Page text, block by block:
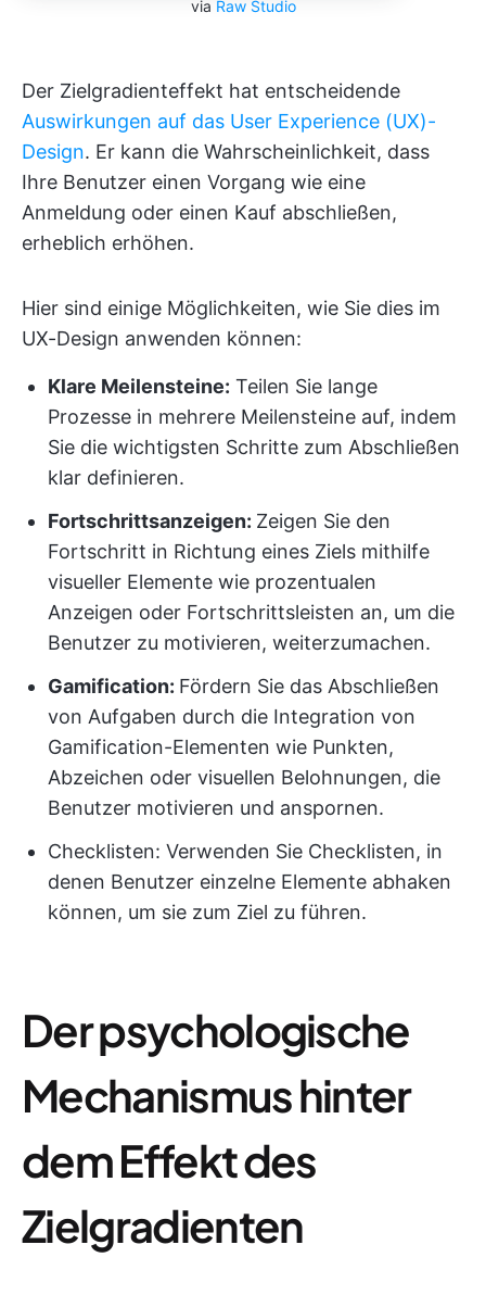
via Raw Studio
Der Zielgradienteffekt hat entscheidende
Auswirkungen auf das User Experience (UX)-
Design. Er kann die Wahrscheinlichkeit, dass
Ihre Benutzer einen Vorgang wie eine
Anmeldung oder einen Kauf abschließen,
erheblich erhöhen.
Hier sind einige Möglichkeiten, wie Sie dies im
UX-Design anwenden können:
Klare Meilensteine: Teilen Sie lange
Prozesse in mehrere Meilensteine auf, indem
Sie die wichtigsten Schritte zum Abschließen
klar definieren.
Fortschrittsanzeigen: Zeigen Sie den
Fortschritt in Richtung eines Ziels mithilfe
visueller Elemente wie prozentualen
Anzeigen oder Fortschrittsleisten an, um die
Benutzer zu motivieren, weiterzumachen.
Gamification: Fördern Sie das Abschließen
von Aufgaben durch die Integration von
Gamification-Elementen wie Punkten,
Abzeichen oder visuellen Belohnungen, die
Benutzer motivieren und anspornen.
Checklisten: Verwenden Sie Checklisten, in
denen Benutzer einzelne Elemente abhaken
können, um sie zum Ziel zu führen.
Der psychologische
Mechanismus hinter
dem Effekt des
Zielgradienten